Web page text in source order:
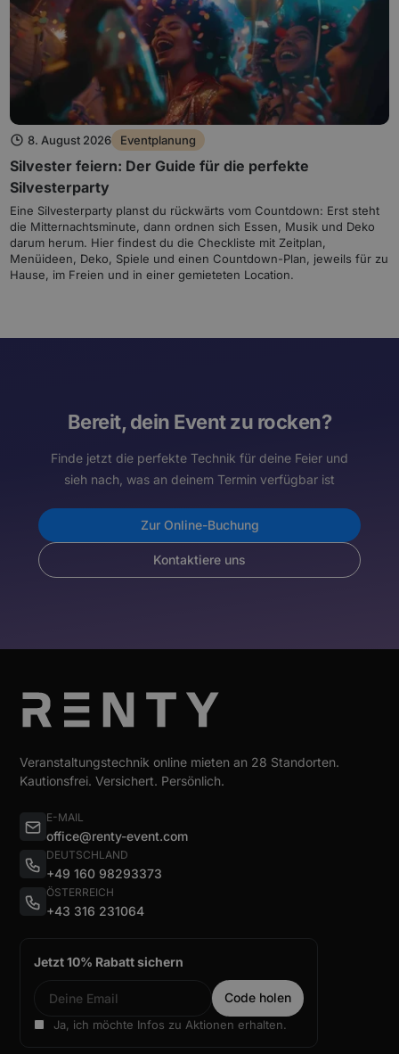
8. August 2026 Eventplanung
Silvester feiern: Der Guide für die perfekte
Silvesterparty
Eine Silvesterparty planst du rückwärts vom Countdown: Erst steht
die Mitternachtsminute, dann ordnen sich Essen, Musik und Deko
darum herum. Hier findest du die Checkliste mit Zeitplan,
Menüideen, Deko, Spiele und einen Countdown-Plan, jeweils für zu
Hause, im Freien und in einer gemieteten Location.
Bereit, dein Event zu rocken?
Finde jetzt die perfekte Technik für deine Feier und
sieh nach, was an deinem Termin verfügbar ist
Zur Online-Buchung
Kontaktiere uns
Veranstaltungstechnik online mieten an 28 Standorten.
Kautionsfrei. Versichert. Persönlich.
E-MAIL
office@renty-event.com
DEUTSCHLAND
+49 160 98293373
ÖSTERREICH
+43 316 231064
Jetzt 10% Rabatt sichern
Ja, ich möchte Infos zu Aktionen erhalten.